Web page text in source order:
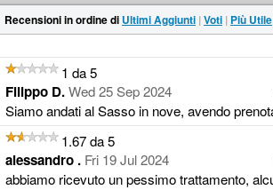
Recensioni in ordine di Ultimi Aggiunti | Voti | Più Utile
1 da 5
Filippo D.Wed 25 Sep 2024
Siamo andati al Sasso in nove, avendo
1.67 da 5
alessandro . Fri 19 Jul 2024
abbiamo ricevuto un pessimo trattamento,